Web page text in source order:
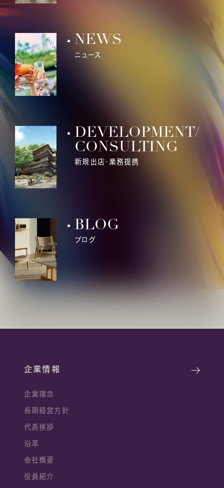
NEWS
ニュース
DEVELOPMENT/
CONSULTING
新規出店・業務提携
BLOG
ブログ
企業情報
企業理念
長期経営方針
代表挨拶
沿革
会社概要
役員紹介